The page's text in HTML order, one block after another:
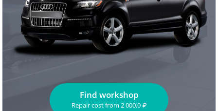
Find workshop
Repair costfrom 2 000.0 ₽